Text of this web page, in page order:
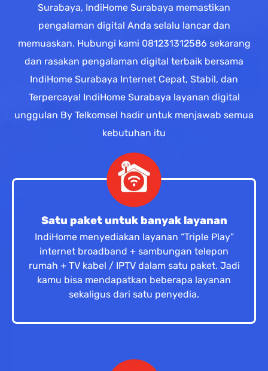
Surabaya, IndiHome Surabaya memastikan
pengalaman digital Anda selalu lancar dan
memuaskan. Hubungi kami 081231312586 sekarang
dan rasakan pengalaman digital terbaik bersama
IndiHome Surabaya Internet Cepat, Stabil, dan
Terpercaya! IndiHome Surabaya layanan digital
unggulan By Telkomsel hadir untuk menjawab semua
kebutuhan itu
Satu paket untuk banyak layanan
IndiHome menyediakan layanan “Triple Play”
internet broadband + sambungan telepon
rumah + TV kabel / IPTV dalam satu paket. Jadi
kamu bisa mendapatkan beberapa layanan
sekaligus dari satu penyedia.